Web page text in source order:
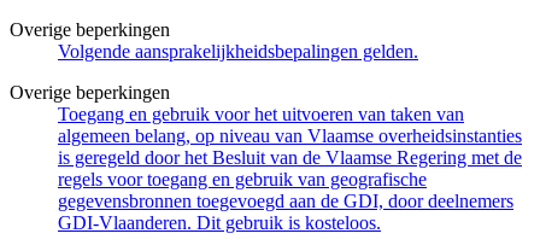
Overige beperkingen
Volgende aansprakelijkheidsbepalingen gelden.
Overige beperkingen
Toegang en gebruik voor het uitvoeren van taken van
algemeen belang, op niveau van Vlaamse overheidsinstanties
is geregeld door het Besluit van de Vlaamse Regering met de
regels voor toegang en gebruik van geografische
gegevensbronnen toegevoegd aan de GDI, door deelnemers
GDI-Vlaanderen. Dit gebruik is kosteloos.